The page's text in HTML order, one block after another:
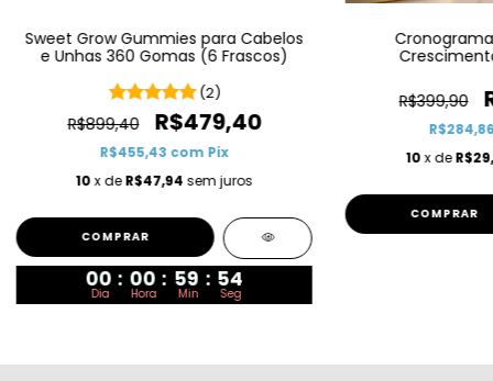
Sweet Grow Gummies para Cabelos
e Unhas 360 Gomas (6 Frascos)
(2)
R$899,40 R$479,40
R$455,43 com Pix
10 x deR$47,94 sem juros
00 : 00 : 59 : 53
Dia Hora Min Seg
R$399,90
10 x de